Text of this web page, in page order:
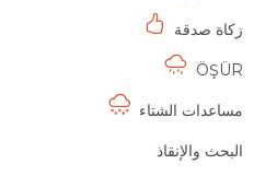
زكاة صدقة
ÖŞÜR
مساعدات الشتاء
البحث والإنقاذ